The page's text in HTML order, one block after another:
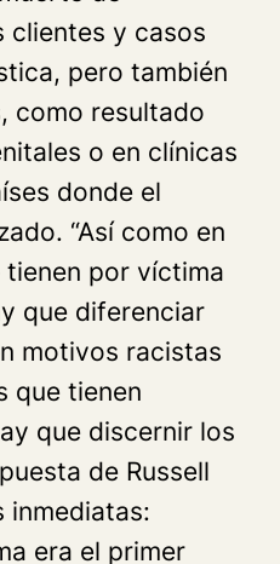
clientes y casos
pero también
como resultado
o en clínicas
donde el
“Así como en
por víctima
que diferenciar
motivos racistas
que tienen
que discernir los
de Russell
inmediatas:
era el primer